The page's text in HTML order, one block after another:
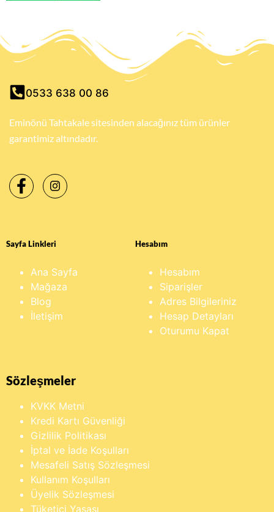
0533 638 00 86
Eminönü Tahtakale sitesinden alacağınız tüm ürünler
garantimiz altındadır.
Sayfa Linkleri
Ana Sayfa
Mağaza
Blog
İletişim
Hesabım
Hesabım
Siparişler
Adres Bilgileriniz
Hesap Detayları
Oturumu Kapat
Sözleşmeler
KVKK Metni
Kredi Kartı Güvenliği
Gizlilik Politikası
İptal ve İade Koşulları
Mesafeli Satış Sözleşmesi
Kullanım Koşulları
Üyelik Sözleşmesi
Tüketici Yasası